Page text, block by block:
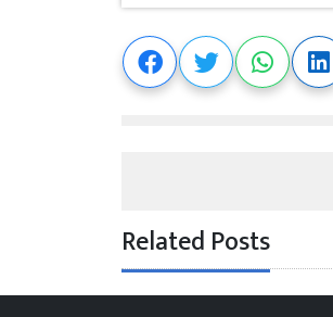
Related Posts